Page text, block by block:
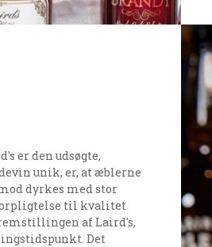
er den udsøgte,
unik, er, at æblerne
dyrkes med stor
til kvalitet
af Laird's,
Det